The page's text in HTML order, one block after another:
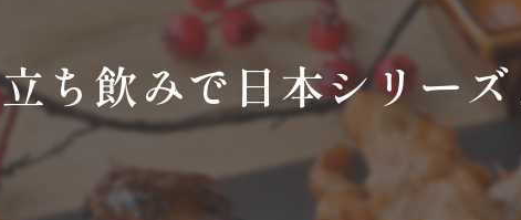
立ち飲みで日本シリー